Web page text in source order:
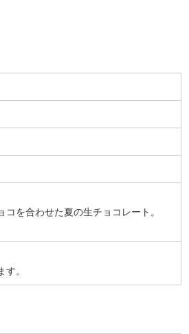
を合わせた夏の生チョコレート。
。